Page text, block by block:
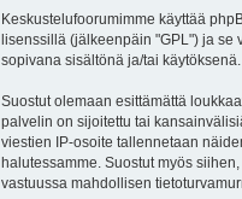
Keskustelufoorumimme käyttää
lisenssillä (jälkeenpäin "GPL") ja se
sopivana sisältönä ja/tai
Suostut olemaan esittämättä
palvelin on sijoitettu tai
viestien IP-osoite tallennetaan
halutessamme. Suostut myös
vastuussa mahdollisen